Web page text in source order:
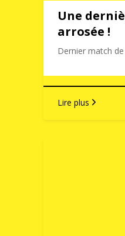
Une
arrosée !
Dernier match
Lire plus